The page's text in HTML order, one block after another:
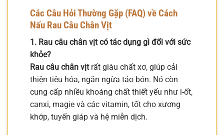
Các Câu Hỏi Thường Gặp (FAQ) về Cách
Nấu Rau Câu Chân Vịt
1. Rau câu chân vịt có tác dụng gì đối với sức
khỏe?
Rau câu chân vịtrất giàu chất xơ, giúp cải
thiện tiêu hóa, ngăn ngừa táo bón. Nó còn
cung cấp nhiều khoáng chất thiết yếu như i-ốt,
canxi, magie và các vitamin, tốt cho xương
khớp, tuyến giáp và hệ miễn dịch.